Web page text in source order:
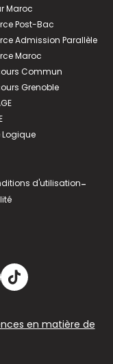
Maroc
Post-Bac
Admission Parallèle
Maroc
Commun
Grenoble
Logique
d'utilisation-
en matière de